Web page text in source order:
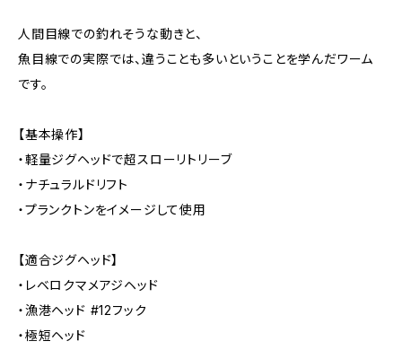
人間目線での釣れそうな動きと、
魚目線での実際では、違うことも多いということを学んだワーム
です。
【基本操作】
・軽量ジグヘッドで超スローリトリーブ
・ナチュラルドリフト
・プランクトンをイメージして使用
【適合ジグヘッド】
・レベロクマメアジヘッド
・漁港ヘッド #12フック
・極短ヘッド